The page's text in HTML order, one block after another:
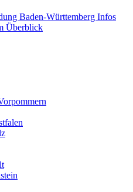
Baden-Württemberg Infos
Überblick